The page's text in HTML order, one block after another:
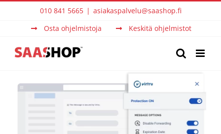
010 841 5665 | asiakaspalvelu@saashop.fi
Osta ohjelmistoja
Keskitä ohjelmistot
Larger